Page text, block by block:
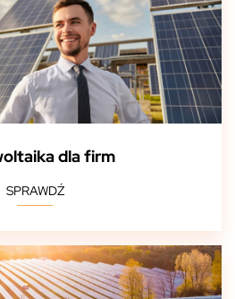
dla firm
SPRAWDŹ